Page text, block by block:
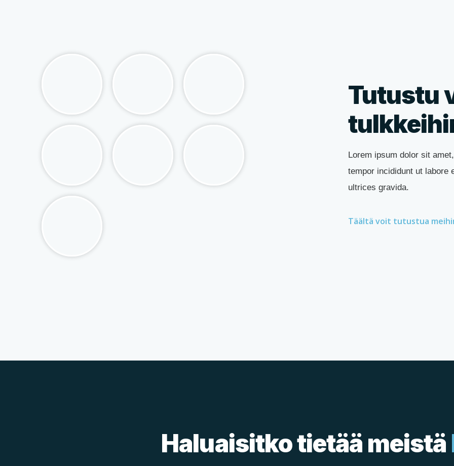
Tutustu
Lorem ipsum dolor sit
tempor incididunt ut labore
ultrices gravida.
Täältä voit tutustua
Haluaisitko tietää meistä